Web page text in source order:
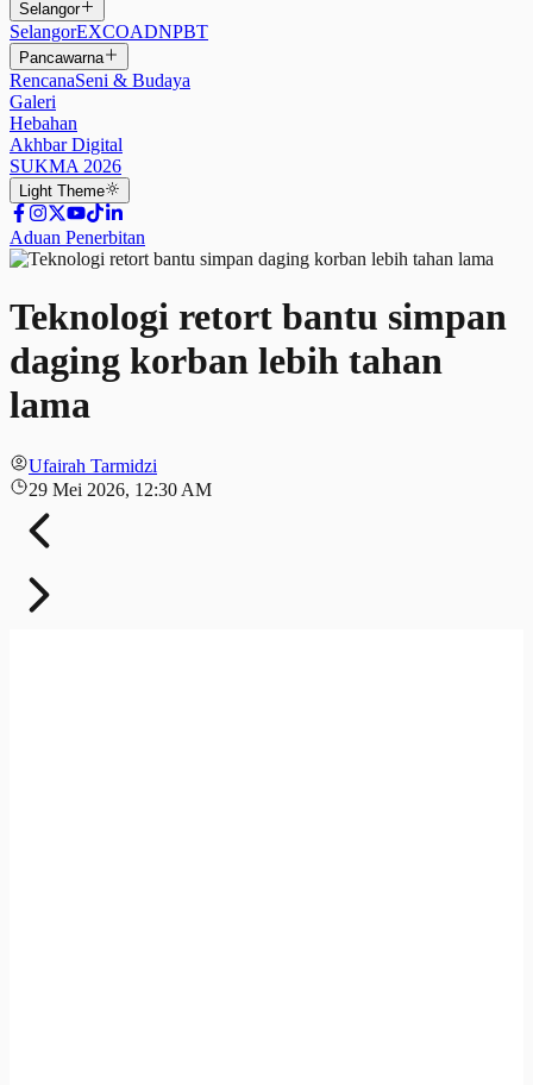
Selangor
SelangorEXCOADNPBT
Pancawarna
RencanaSeni & Budaya
Galeri
Hebahan
Akhbar Digital
SUKMA 2026
Light Theme
Aduan Penerbitan
Teknologi retort bantu simpan
daging korban lebih tahan
lama
Ufairah Tarmidzi
29 Mei 2026, 12:30 AM